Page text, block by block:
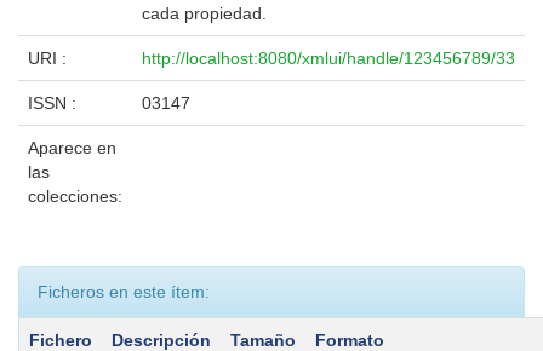
cada propiedad.
URI : http://localhost:8080/xmlui/handle/123456789/33
ISSN : 03147
Aparece en
las
colecciones:
Ficheros en este ítem:
Fichero Descripción Tamaño Formato